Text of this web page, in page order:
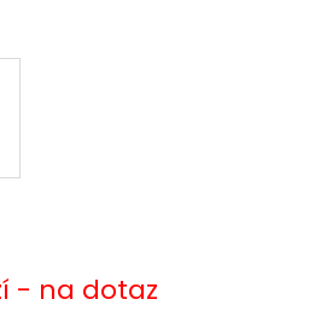
- na dotaz